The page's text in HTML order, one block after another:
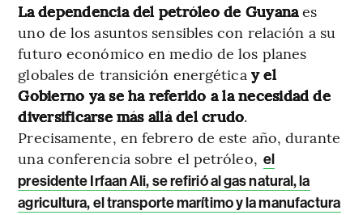
La dependencia del petróleo de Guyanaes
uno de los asuntos sensibles con relación a su
futuro económico en medio de los planes
globales de transición energéticay el
Gobierno ya se ha referido a la necesidad de
diversificarse más allá del crudo.
Precisamente, en febrero de este año, durante
una conferencia sobre el petróleo, el
presidente Irfaan Ali, se refirió al gas natural, la
agricultura, el transporte marítimo y la manufactura